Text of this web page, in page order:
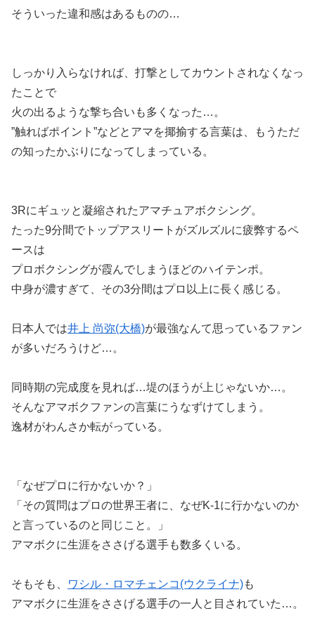
そういった違和感はあるものの…
しっかり入らなければ、打撃としてカウントされなくなっ
たことで
火の出るような撃ち合いも多くなった…。
”触ればポイント”などとアマを揶揄する言葉は、もうただ
の知ったかぶりになってしまっている。
3Rにギュッと凝縮されたアマチュアボクシング。
たった9分間でトップアスリートがズルズルに疲弊するペ
ースは
プロボクシングが霞んでしまうほどのハイテンポ。
中身が濃すぎて、その3分間はプロ以上に長く感じる。
日本人では井上 尚弥(大橋)が最強なんて思っているファン
が多いだろうけど…。
同時期の完成度を見れば…堤のほうが上じゃないか…。
そんなアマボクファンの言葉にうなずけてしまう。
逸材がわんさか転がっている。
「なぜプロに行かないか？」
「その質問はプロの世界王者に、なぜK-1に行かないのか
と言っているのと同じこと。」
アマボクに生涯をささげる選手も数多くいる。
そもそも、 ワシル・ロマチェンコ(ウクライナ)も
アマボクに生涯をささげる選手の一人と目されていた…。